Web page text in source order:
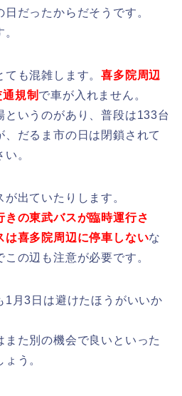
日だったからだそうです。
ても混雑します。喜多院周辺
規制 で車が入れません。
というのがあり、普段は133台
だるま市の日は閉鎖されて
。
出ていたりします。
きの東武バスが臨時運行さ
は喜多院周辺に停車しないな
の辺も注意が必要です。
1月3日は避けたほうがいいか
た別の機会で良いといった
う。